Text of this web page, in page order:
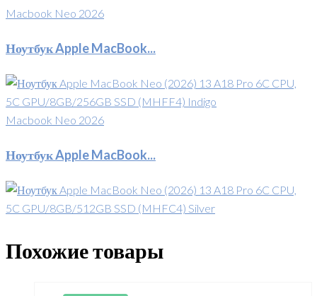
Macbook Neo 2026
Ноутбук Apple MacBook...
Macbook Neo 2026
Ноутбук Apple MacBook...
Похожие товары